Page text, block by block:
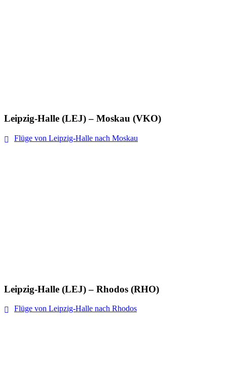
Leipzig-Halle (LEJ) – Moskau (VKO)
Flüge von Leipzig-Halle nach Moskau
Leipzig-Halle (LEJ) – Rhodos (RHO)
Flüge von Leipzig-Halle nach Rhodos